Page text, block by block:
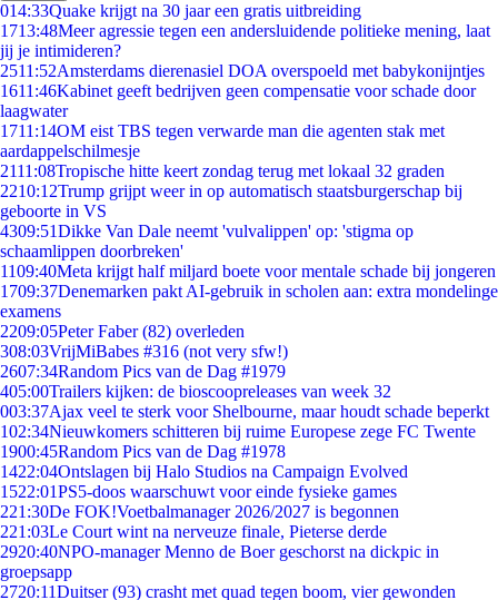
014:33Quake krijgt na 30 jaar een gratis uitbreiding
1713:48Meer agressie tegen een andersluidende politieke mening, laat
jij je intimideren?
2511:52Amsterdams dierenasiel DOA overspoeld met babykonijntjes
1611:46Kabinet geeft bedrijven geen compensatie voor schade door
laagwater
1711:14OM eist TBS tegen verwarde man die agenten stak met
aardappelschilmesje
2111:08Tropische hitte keert zondag terug met lokaal 32 graden
2210:12Trump grijpt weer in op automatisch staatsburgerschap bij
geboorte in VS
4309:51Dikke Van Dale neemt 'vulvalippen' op: 'stigma op
schaamlippen doorbreken'
1109:40Meta krijgt half miljard boete voor mentale schade bij jongeren
1709:37Denemarken pakt AI-gebruik in scholen aan: extra mondelinge
examens
2209:05Peter Faber (82) overleden
308:03VrijMiBabes #316 (not very sfw!)
2607:34Random Pics van de Dag #1979
405:00Trailers kijken: de bioscoopreleases van week 32
003:37Ajax veel te sterk voor Shelbourne, maar houdt schade beperkt
102:34Nieuwkomers schitteren bij ruime Europese zege FC Twente
1900:45Random Pics van de Dag #1978
1422:04Ontslagen bij Halo Studios na Campaign Evolved
1522:01PS5-doos waarschuwt voor einde fysieke games
221:30De FOK!Voetbalmanager 2026/2027 is begonnen
221:03Le Court wint na nerveuze finale, Pieterse derde
2920:40NPO-manager Menno de Boer geschorst na dickpic in
groepsapp
2720:11Duitser (93) crasht met quad tegen boom, vier gewonden